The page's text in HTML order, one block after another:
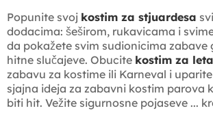
Popunite svoj kostim za stjuardesa
dodacima: šeširom, rukavicama i
da pokažete svim sudionicima zabave
hitne slučajeve. Obucite kostim za
zabavu za kostime ili Karneval i
sjajna ideja za zabavni kostim parova
biti hit. Vežite sigurnosne pojaseve ...